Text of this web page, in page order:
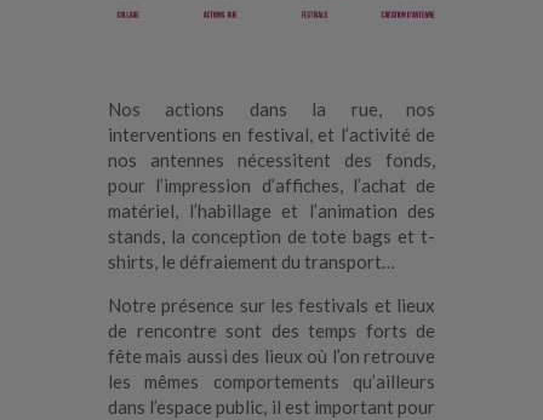
Nos actions dans la rue, nos
interventions en festival, et l’activité de
nos antennes nécessitent des fonds,
pour l’impression d’affiches, l’achat de
matériel, l’habillage et l’animation des
stands, la conception de tote bags et t-
shirts, le défraiement du transport…
Notre présence sur les festivals et lieux
de rencontre sont des temps forts de
fête mais aussi des lieux où l’on retrouve
les mêmes comportements qu’ailleurs
dans l’espace public, il est important pour